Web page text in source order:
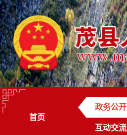
首页
政务公开
互动交流